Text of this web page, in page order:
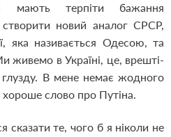
мають терпіти бажання
новий аналог СРСР,
яка називається Одесою, та
живемо в Україні, це, врешті-
В мене немає жодного
слово про Путіна.
сказати те, чого б я ніколи не